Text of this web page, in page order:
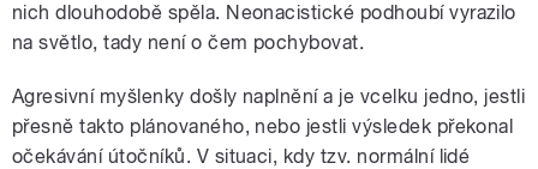
nich dlouhodobě spěla. Neonacistické podhoubí vyrazilo
na světlo, tady není o čem pochybovat.
Agresivní myšlenky došly naplnění a je vcelku jedno, jestli
přesně takto plánovaného, nebo jestli výsledek překonal
očekávání útočníků. V situaci, kdy tzv. normální lidé